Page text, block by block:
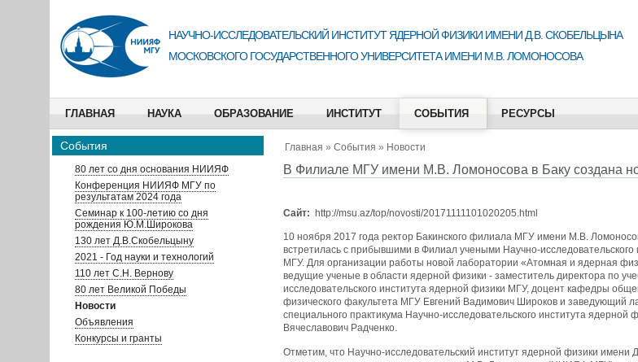
НАУЧНО-ИССЛЕДОВАТЕЛЬСКИЙ ИНСТИТУТ ЯДЕРНОЙ ФИЗИКИ ИМЕНИ Д.В. СКОБЕЛЬЦЫНА
МОСКОВСКОГО ГОСУДАРСТВЕННОГО УНИВЕРСИТЕТА ИМЕНИ М.В. ЛОМОНОСОВА
ГЛАВНАЯ НАУКА ОБРАЗОВАНИЕ ИНСТИТУТ СОБЫТИЯ РЕСУРСЫ
События
80 лет со дня основания НИИЯФ
Конференция НИИЯФ МГУ по
результатам 2024 года
Семинар к 100-летию со дня
рождения Ю.М.Широкова
130 лет Д.В.Скобельцыну
2021 - Год науки и технологий
110 лет С.Н. Вернову
80 лет Великой Победы
Новости
Объявления
Конкурсы и гранты
Главная » События » Новости
В Филиале МГУ имени М.В. Ломоносова в Баку создана
Сайт: http://msu.az/top/novosti/20171111101020205.html
10 ноября 2017 года ректор Бакинского филиала МГУ имени М.В.
встретилась с прибывшими в Филиал учеными Научно-исследовательского
МГУ. Для организации работы новой лаборатории «Атомная и ядерная
ведущие ученые в области ядерной физики - заместитель директора по
исследовательского института ядерной физики МГУ, доцент кафедры
физического факультета МГУ Евгений Вадимович Широков и заведующий
специального практикума Научно-исследовательского института
Вячеславович Радченко.
Отметим, что Научно-исследовательский институт ядерной физики имени